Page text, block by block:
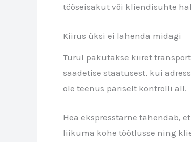
tööseisakut või kliendisuhte
Kiirus üksi ei lahenda midagi
Turul pakutakse kiiret
saadetise staatusest, kui
ole teenus päriselt kontrolli all.
Hea ekspresstarne tähendab,
liikuma kohe töötlusse ning